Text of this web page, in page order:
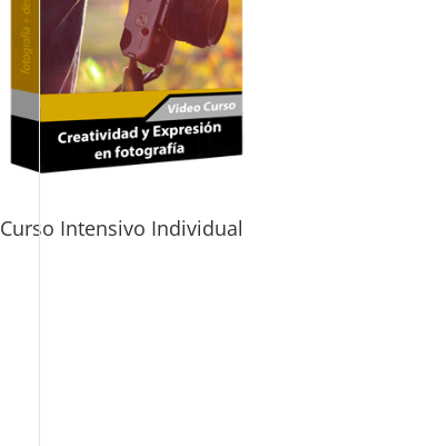
Curso Intensivo Individual